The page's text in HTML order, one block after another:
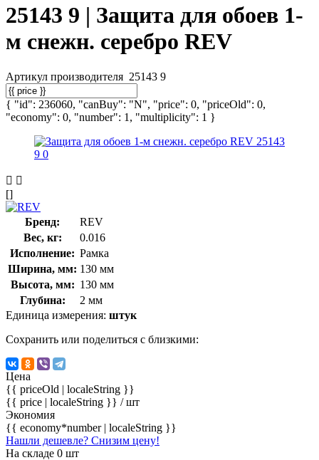
25143 9 | Защита для обоев 1-
м снежн. серебро REV
Артикул производителя 25143 9
{ "id": 236060, "canBuy": "N", "price": 0, "priceOld": 0,
"economy": 0, "number": 1, "multiplicity": 1 }
[]
Бренд:
REV
Вес, кг:
0.016
Исполнение: Рамка
Ширина, мм: 130 мм
Высота, мм: 130 мм
Глубина:
2 мм
Единица измерения: штук
Сохранить или поделиться с близкими:
Цена
{{ priceOld | localeString }}
{{ price | localeString }} / шт
Экономия
{{ economy*number | localeString }}
Нашли дешевле? Снизим цену!
На складе 0 шт